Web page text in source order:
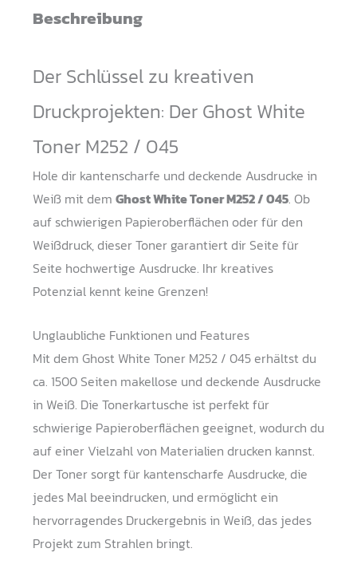
(CF400/045)
Beschreibung
Der Schlüssel zu kreativen
Druckprojekten: Der Ghost White
Toner M252 / 045
Hole dir kantenscharfe und deckende Ausdrucke in
Weiß mit dem Ghost White Toner M252 / 045. Ob
auf schwierigen Papieroberflächen oder für den
Weißdruck, dieser Toner garantiert dir Seite für
Seite hochwertige Ausdrucke. Ihr kreatives
Potenzial kennt keine Grenzen!
Unglaubliche Funktionen und Features
Mit dem Ghost White Toner M252 / 045 erhältst du
ca. 1500 Seiten makellose und deckende Ausdrucke
in Weiß. Die Tonerkartusche ist perfekt für
schwierige Papieroberflächen geeignet, wodurch du
auf einer Vielzahl von Materialien drucken kannst.
Der Toner sorgt für kantenscharfe Ausdrucke, die
jedes Mal beeindrucken, und ermöglicht ein
hervorragendes Druckergebnis in Weiß, das jedes
Projekt zum Strahlen bringt.